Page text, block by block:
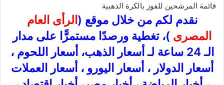
قائمة المرشحين للفوز بالكرة الذهبية
نقدم لكم من خلال موقع ( الرأى العام
المصرى )، تغطية ورصدًا مستمرًّا على مدار
الـ 24 ساعة لـ أسعار الذهب، أسعار اللحوم ،
أسعار الدولار ، أسعار اليورو ، أسعار العملات